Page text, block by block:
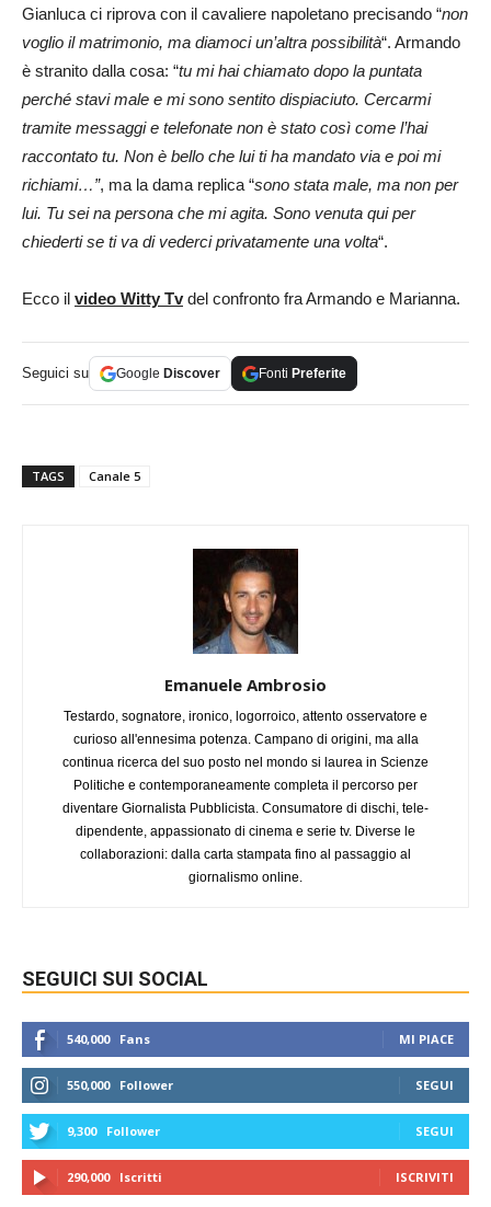
Gianluca ci riprova con il cavaliere napoletano precisando “non
voglio il matrimonio, ma diamoci un’altra possibilità“. Armando
è stranito dalla cosa: “tu mi hai chiamato dopo la puntata
perché stavi male e mi sono sentito dispiaciuto. Cercarmi
tramite messaggi e telefonate non è stato così come l’hai
raccontato tu. Non è bello che lui ti ha mandato via e poi mi
richiami…”, ma la dama replica “sono stata male, ma non per
lui. Tu sei na persona che mi agita. Sono venuta qui per
chiederti se ti va di vederci privatamente una volta“.
Ecco il video Witty Tvdel confronto fra Armando e Marianna.
Seguici su Google Discover Fonti Preferite
TAGS Canale 5
Emanuele Ambrosio
Testardo, sognatore, ironico, logorroico, attento osservatore e
curioso all'ennesima potenza. Campano di origini, ma alla
continua ricerca del suo posto nel mondo si laurea in Scienze
Politiche e contemporaneamente completa il percorso per
diventare Giornalista Pubblicista. Consumatore di dischi, tele-
dipendente, appassionato di cinema e serie tv. Diverse le
collaborazioni: dalla carta stampata fino al passaggio al
giornalismo online.
SEGUICI SUI SOCIAL
540,000 Fans MI PIACE
550,000 Follower SEGUI
9,300 Follower SEGUI
290,000 Iscritti ISCRIVITI